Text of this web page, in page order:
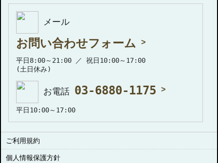
メール
お問い合わせフォーム
平日8:00～21:00 ／ 祝日10:00～17:00
(土日休み)
お電話 03-6880-1175
平日10:00～17:00
ご利用規約
個人情報保護方針